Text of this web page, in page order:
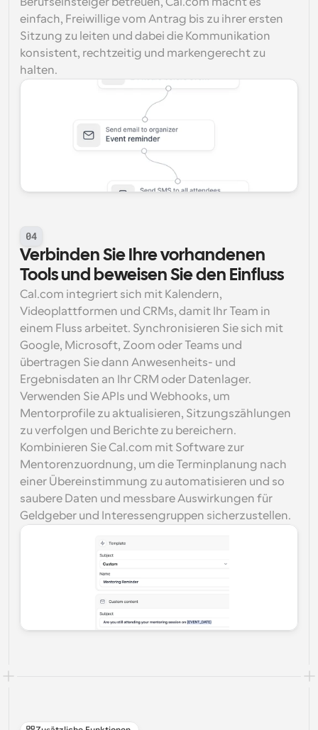
einfach, Freiwillige vom Antrag bis zu ihrer ersten
Sitzung zu leiten und dabei die Kommunikation
konsistent, rechtzeitig und markengerecht zu
halten.
04
Verbinden Sie Ihre vorhandenen
Tools und beweisen Sie den Einfluss
Cal.com integriert sich mit Kalendern,
Videoplattformen und CRMs, damit Ihr Team in
einem Fluss arbeitet. Synchronisieren Sie sich mit
Google, Microsoft, Zoom oder Teams und
übertragen Sie dann Anwesenheits- und
Ergebnisdaten an Ihr CRM oder Datenlager.
Verwenden Sie APIs und Webhooks, um
Mentorprofile zu aktualisieren, Sitzungszählungen
zu verfolgen und Berichte zu bereichern.
Kombinieren Sie Cal.com mit Software zur
Mentorenzuordnung, um die Terminplanung nach
einer Übereinstimmung zu automatisieren und so
saubere Daten und messbare Auswirkungen für
Geldgeber und Interessengruppen sicherzustellen.